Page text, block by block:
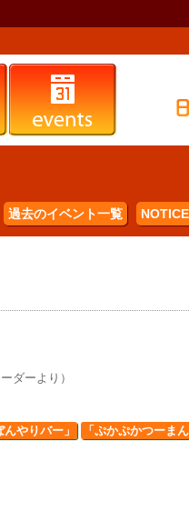
過去のイベント一覧
ダーより）
んやりバー」 「ぷかぷかつーま